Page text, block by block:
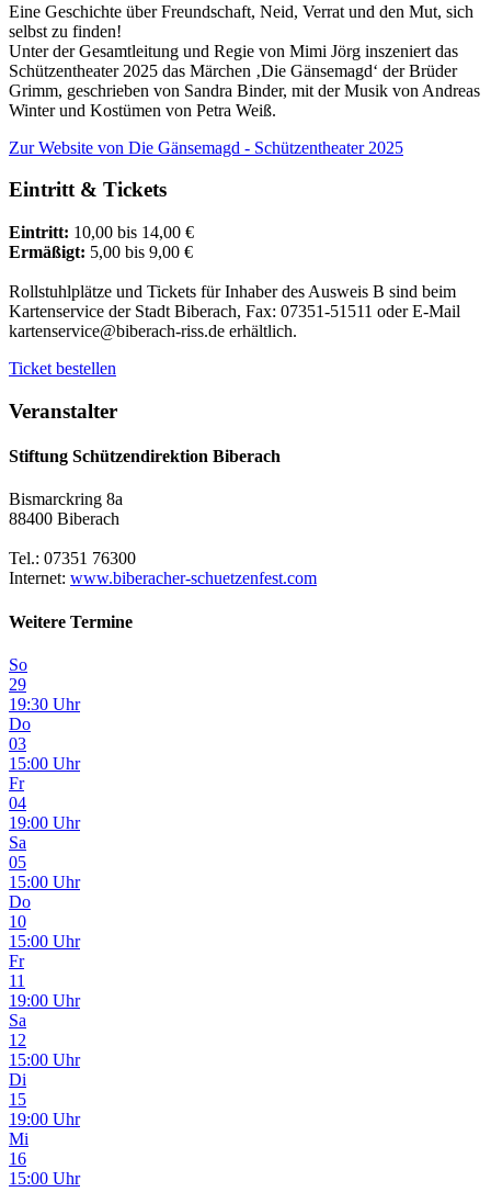
Eine Geschichte über Freundschaft, Neid, Verrat und den Mut, sich
selbst zu finden!
Unter der Gesamtleitung und Regie von Mimi Jörg inszeniert das
Schützentheater 2025 das Märchen ‚Die Gänsemagd‘ der Brüder
Grimm, geschrieben von Sandra Binder, mit der Musik von Andreas
Winter und Kostümen von Petra Weiß.
Zur Website von Die Gänsemagd - Schützentheater 2025
Eintritt & Tickets
Eintritt: 10,00 bis 14,00 €
Ermäßigt: 5,00 bis 9,00 €
Rollstuhlplätze und Tickets für Inhaber des Ausweis B sind beim
Kartenservice der Stadt Biberach, Fax: 07351-51511 oder E-Mail
kartenservice@biberach-riss.de erhältlich.
Ticket bestellen
Veranstalter
Stiftung Schützendirektion Biberach
Bismarckring 8a
88400 Biberach
Tel.: 07351 76300
Internet: www.biberacher-schuetzenfest.com
Weitere Termine
So
29
19:30 Uhr
Do
03
15:00 Uhr
Fr
04
19:00 Uhr
Sa
05
15:00 Uhr
Do
10
15:00 Uhr
Fr
11
19:00 Uhr
Sa
12
15:00 Uhr
Di
15
19:00 Uhr
Mi
16
15:00 Uhr